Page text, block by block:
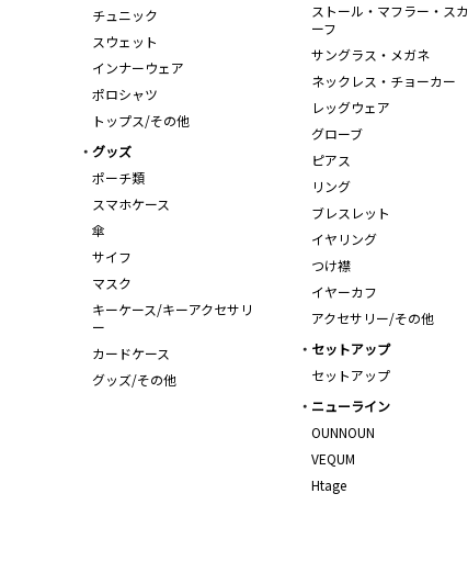
チュニック
スウェット
インナーウェア
ポロシャツ
トップス/その他
ストール・マフラー・スカ
ーフ
サングラス・メガネ
ネックレス・チョーカー
レッグウェア
グローブ
ピアス
リング
ブレスレット
イヤリング
つけ襟
イヤーカフ
アクセサリー/その他
グッズ
ポーチ類
スマホケース
傘
サイフ
マスク
キーケース/キーアクセサリ
ー
カードケース
グッズ/その他
セットアップ
セットアップ
ニューライン
OUNNOUN
VEQUM
Htage